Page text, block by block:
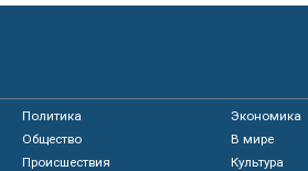
Политика
Экономика
Общество
В мире
Происшествия
Культура